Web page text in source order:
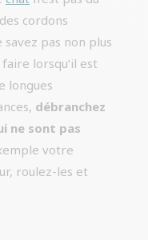
cordons
pas non plus
lorsqu’il est
longues
débranchez
ne sont pas
votre
roulez-les et